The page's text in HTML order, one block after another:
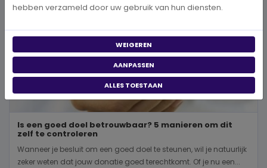
Is een goed doel betrouwbaar? 5 manieren om dit
zelf te controleren
Wanneer je besluit om een goed doel te steunen, wil je natuurlijk
zeker weten dat jouw donatie goed terechtkomt. Of je nu een...
hebben verzameld door uw gebruik van hun diensten.
WEIGEREN
AANPASSEN
ALLES TOESTAAN